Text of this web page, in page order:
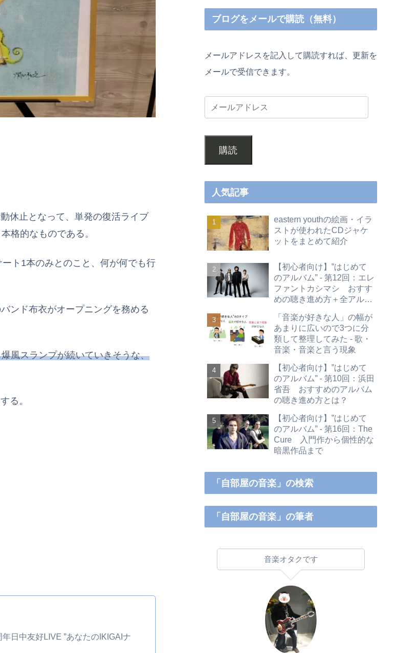
休止となって、単発の復活ライブ
格的なものである。
ト1本のみとのこと、何が何でも行
ンド布衣がオープニングを務める
風スランプが続いていきそうな、
る。
日中友好LIVE ”あなたのIKIGAIナ
ブログをメールで購読（無料）
メールアドレスを記入して購読すれば、更新を
メールで受信できます。
購読
人気記事
eastern youthの絵画・イラ
ストが使われたCDジャケ
ットをまとめて紹介
【初心者向け】”はじめて
のアルバム” - 第12回：エレ
ファントカシマシ おすす
めの聴き進め方＋全アルバ
「音楽が好きな人」の幅が
あまりに広いので3つに分
類して整理してみた - 歌・
音楽・音楽と言う現象
【初心者向け】”はじめて
のアルバム” - 第10回：浜田
省吾 おすすめのアルバム
の聴き進め方とは？
【初心者向け】”はじめて
のアルバム” - 第16回：The
Cure 入門作から個性的な
暗黒作品まで
「自部屋の音楽」の検索
「自部屋の音楽」の筆者
音楽オタクです